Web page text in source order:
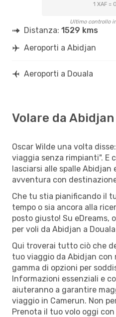
1 XAF =
Ultimo controllo
Distanza: 1529 kms
Aeroporti a Abidjan
Aeroporti a Douala
Volare da Abidjan
Oscar Wilde una volta
viaggia senza rimpianti". E
lasciarsi alle spalle Abidjan
avventura con
Che tu stia pianificando il
tempo o sia ancora alla
posto giusto! Su eDreams,
per voli da Abidjan a
Qui troverai tutto ciò che
tuo viaggio da Abidjan con
gamma di opzioni per
Informazioni essenziali e
aiuteranno a garantire
viaggio in Camerun. Non
Prenota il tuo volo oggi con